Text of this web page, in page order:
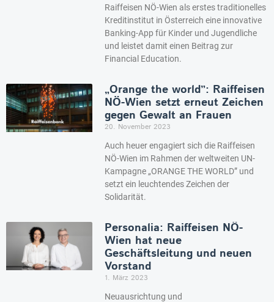
Raiffeisen NÖ-Wien als erstes traditionelles
Kreditinstitut in Österreich eine innovative
Banking-App für Kinder und Jugendliche
und leistet damit einen Beitrag zur
Financial Education.
„Orange the world”: Raiffeisen
NÖ-Wien setzt erneut Zeichen
gegen Gewalt an Frauen
20. November 2023
Auch heuer engagiert sich die Raiffeisen
NÖ-Wien im Rahmen der weltweiten UN-
Kampagne „ORANGE THE WORLD” und
setzt ein leuchtendes Zeichen der
Solidarität.
Personalia: Raiffeisen NÖ-
Wien hat neue
Geschäftsleitung und neuen
Vorstand
1. März 2023
Neuausrichtung und